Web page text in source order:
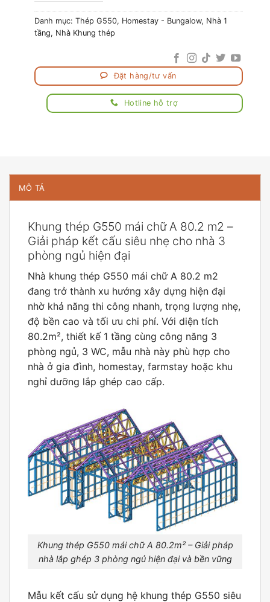
Danh mục: Thép G550, Homestay - Bungalow, Nhà 1
tầng, Nhà Khung thép
Đặt hàng/tư vấn
Hotline hỗ trợ
MÔ TẢ
Khung thép G550 mái chữ A 80.2 m2 –
Giải pháp kết cấu siêu nhẹ cho nhà 3
phòng ngủ hiện đại
Nhà khung thép G550 mái chữ A 80.2 m2
đang trở thành xu hướng xây dựng hiện đại
nhờ khả năng thi công nhanh, trọng lượng nhẹ,
độ bền cao và tối ưu chi phí. Với diện tích
80.2m², thiết kế 1 tầng cùng công năng 3
phòng ngủ, 3 WC, mẫu nhà này phù hợp cho
nhà ở gia đình, homestay, farmstay hoặc khu
nghỉ dưỡng lắp ghép cao cấp.
Khung thép G550 mái chữ A 80.2m² – Giải pháp
nhà lắp ghép 3 phòng ngủ hiện đại và bền vững
Mẫu kết cấu sử dụng hệ khung thép G550 siêu